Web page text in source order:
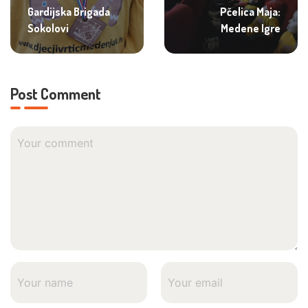
Gardijska Brigada
Sokolovi
Pčelica Maja:
Medene Igre
Post Comment